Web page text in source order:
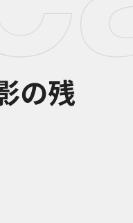
の残